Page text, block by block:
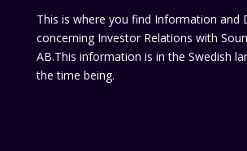
This is where you find Information and
concerning Investor Relations with
AB.This information is in the Swedish
the time being.